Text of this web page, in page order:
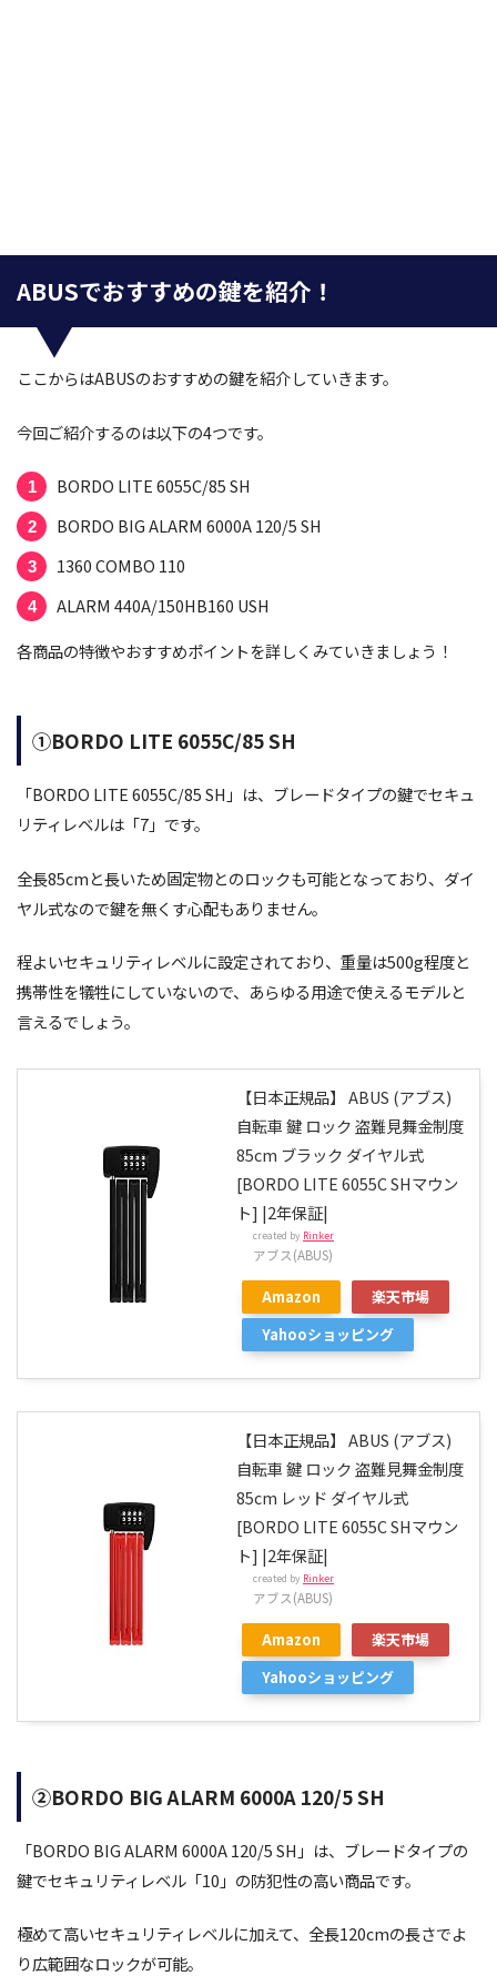
ABUSでおすすめの鍵を紹介！
ここからはABUSのおすすめの鍵を紹介していきます。
今回ご紹介するのは以下の4つです。
BORDO LITE 6055C/85 SH
BORDO BIG ALARM 6000A 120/5 SH
1360 COMBO 110
ALARM 440A/150HB160 USH
各商品の特徴やおすすめポイントを詳しくみていきましょう！
①BORDO LITE 6055C/85 SH
「BORDO LITE 6055C/85 SH」は、ブレードタイプの鍵でセキュ
リティレベルは「7」です。
全長85cmと長いため固定物とのロックも可能となっており、ダイ
ヤル式なので鍵を無くす心配もありません。
程よいセキュリティレベルに設定されており、重量は500g程度と
携帯性を犠牲にしていないので、あらゆる用途で使えるモデルと
言えるでしょう。
【日本正規品】 ABUS (アブス)
自転車 鍵 ロック 盗難見舞金制度
85cm ブラック ダイヤル式
[BORDO LITE 6055C SHマウン
ト] |2年保証|
created by Rinker
アブス(ABUS)
Amazon
楽天市場
Yahooショッピング
【日本正規品】 ABUS (アブス)
自転車 鍵 ロック 盗難見舞金制度
85cm レッド ダイヤル式
[BORDO LITE 6055C SHマウン
ト] |2年保証|
created by Rinker
アブス(ABUS)
Amazon
楽天市場
Yahooショッピング
②BORDO BIG ALARM 6000A 120/5 SH
「BORDO BIG ALARM 6000A 120/5 SH」は、ブレードタイプの
鍵でセキュリティレベル「10」の防犯性の高い商品です。
極めて高いセキュリティレベルに加えて、全長120cmの長さでよ
り広範囲なロックが可能。